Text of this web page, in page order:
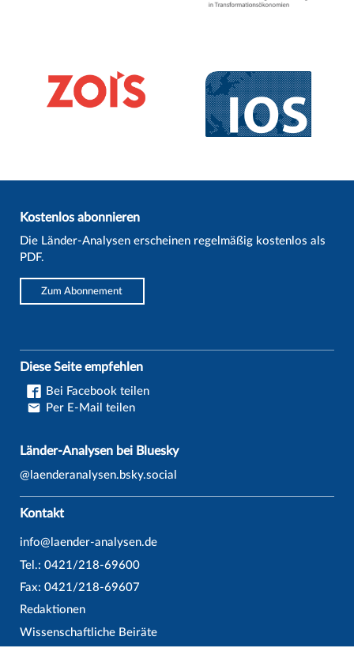
Kostenlos abonnieren
Die Länder-Analysen erscheinen regelmäßig kostenlos als
PDF.
Zum Abonnement
Diese Seite empfehlen
Bei Facebook teilen
Per E-Mail teilen
Länder-Analysen bei Bluesky
@laenderanalysen.bsky.social
Kontakt
info@laender-analysen.de
Tel.: 0421/218-69600
Fax: 0421/218-69607
Redaktionen
Wissenschaftliche Beiräte